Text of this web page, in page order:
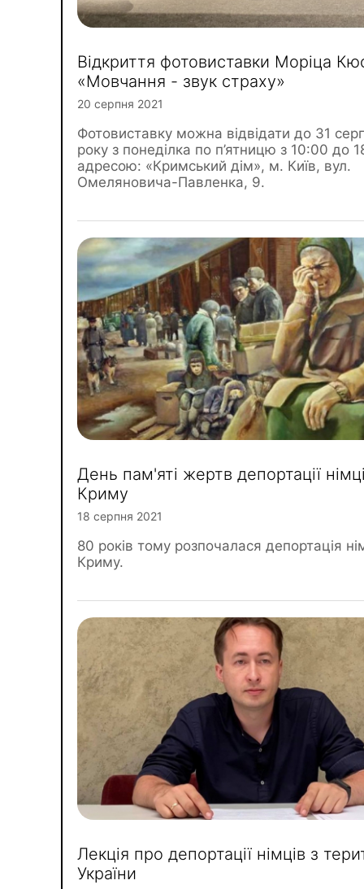
Відкриття фотовиставки Моріца
«Мовчання - звук страху»
20 серпня 2021
Фотовиставку можна відвідати до 31
року з понеділка по п’ятницю з 10:00 до
адресою: «Кримський дім», м. Київ, вул.
Омеляновича-Павленка, 9.
День пам'яті жертв депортації
Криму
18 серпня 2021
80 років тому розпочалася депортація
Криму.
Лекція про депортації німців з
України